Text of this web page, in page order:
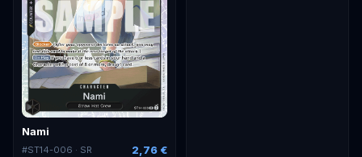
Nami
#ST14-006 · SR 2,76 €